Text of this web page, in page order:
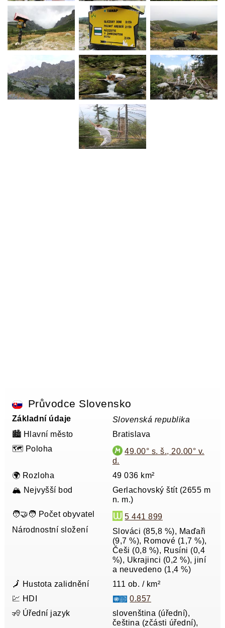
Průvodce Slovensko
Základní údaje
Slovenská republika
🏙️ Hlavní město
Bratislava
🗺️ Poloha
49.00° s. š., 20.00° v.
d.
🌍 Rozloha
49 036 km²
🏔️ Nejvyšší bod
Gerlachovský štít (2655 m
n. m.)
🧑‍🤝‍🧑 Počet obyvatel
Národnostní složení
5 441 899
Slováci (85,8 %), Maďaři
(9,7 %), Romové (1,7 %),
Češi (0,8 %), Rusíni (0,4
%), Ukrajinci (0,2 %), jiní
a neuvedeno (1,4 %)
🗾 Hustota zalidnění
111 ob. / km²
💹 HDI
0.857
🧏 Úřední jazyk
slovenština (úřední),
čeština (zčásti úřední),